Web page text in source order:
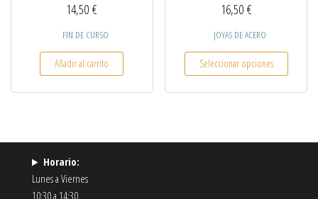
14,50€
FIN DE CURSO
Añadir al carrito
16,50€
JOYAS DE ACERO
Seleccionar opciones
Este
Horario:
Lunes a Viernes
10:30 a 14:30